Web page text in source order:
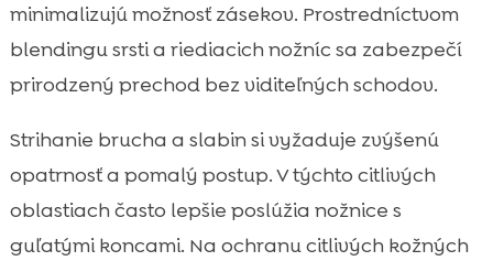
minimalizujú možnosť zásekov. Prostredníctvom
blendingu srsti a riediacich nožníc sa zabezpečí
prirodzený prechod bez viditeľných schodov.
Strihanie brucha a slabin si vyžaduje zvýšenú
opatrnosť a pomalý postup. V týchto citlivých
oblastiach často lepšie poslúžia nožnice s
guľatými koncami. Na ochranu citlivých kožných